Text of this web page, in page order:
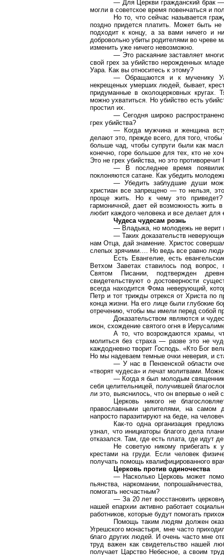
— Для Церкви гражданский брак
могли в советское время повенчаться и
Но то, что сейчас называется
поздно придется платить. Может быть
подходит к концу, а за вами ничего и
добровольно убиты родителями во чреве
изменить уже ничего невозможно.
— Это раскаяние заставляет
свой грех за убийство нерожденных
Уара. Как вы относитесь к этому?
— Обращаются и к мученику
некрещеных умерших людей, бывает,
придуманные в околоцерковных
можно ухватиться. Но убийство есть
простил их.
— Сегодня широко
грех убийства?
— Когда мужчина и женщина
делают это, прежде всего, для того,
больше чад, чтобы супруги были как
конечно, горе большое для тех, кто не
Это не грех убийства, но это
— В последнее время
поклоняются сатане. Как убедить
— Убедить заблудшие души
христиан все запрещено — то нельзя,
проще жить. Но к чему это
гармоничной, дает ей возможность жить
любит каждого человека и все делает для
Чудеса чудесам рознь
— Владыка, но молодежь не верит
— Таких доказательств
нам Отца, дай знамение. Христос
слепых зрячими…. Но ведь все равно
Есть Евангелие, есть
Ветхом Заветах ставилось под
Святом Писании, подтвержден
свидетельствуют о достоверности
всегда находится Фома неверующий,
Петр и тот трижды отрекся от Христа по
конца жизни. На его лице были глубокие
отречению, чтобы мы имели перед собой
Доказательством являются и
икон, схождение святого огня в
А то, что возрождаются храмы,
молиться без страха — разве это не
каждодневно творит Господь. «Кто Бог
Но мы надеваем темные очки неверия, и
— У нас в Пензенской области
«творят чудеса» и лечат молитвами.
— Когда я был молодым
себя целительницей, получившей
ли это, выяснилось, что он впервые о ней
Церковь никого не
православными целителями, на самом
напросто паразитируют на беде, на
Как-то одна организация
узнал, что инициаторы благого дела
отказался. Там, где есть плата, где идут
Не советую никому прибегать к
крестами на груди. Если человек
получать помощь квалифицированного
Церковь против одиночества
— Насколько Церковь может
пьянства, наркомании,
помогать несчастным?
— За 20 лет восстановить
нашей епархии активно работает
работников, которые будут помогать
Помощь таким людям должен
Угрешского монастыря, мне часто
благо других людей. И очень часто мне
труд важен как свидетельство нашей
получает Царство Небесное, а своим